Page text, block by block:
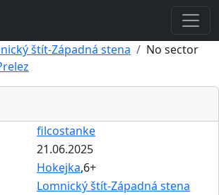
štít-Západná stena
No sector
filcostanke
21.06.2025
Hokejka,6+
Lomnický štít-Západná stena